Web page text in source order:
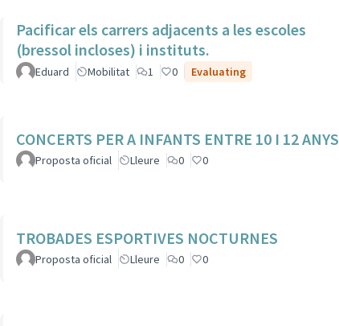
Pacificar els carrers adjacents a les escoles
(bressol incloses) i instituts.
Eduard Mobilitat 1 0 Evaluating
CONCERTS PER A INFANTS ENTRE 10 I 12 ANYS
Proposta oficial Lleure 0 0
TROBADES ESPORTIVES NOCTURNES
Proposta oficial Lleure 0 0